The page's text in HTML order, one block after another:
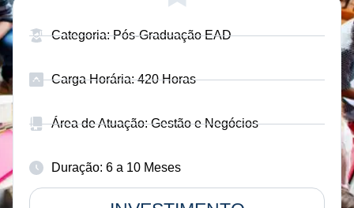
Categoria: Pós-Graduação EAD
Carga Horária: 420 Horas
Área de Atuação: Gestão e Negócios
Duração: 6 a 10 Meses